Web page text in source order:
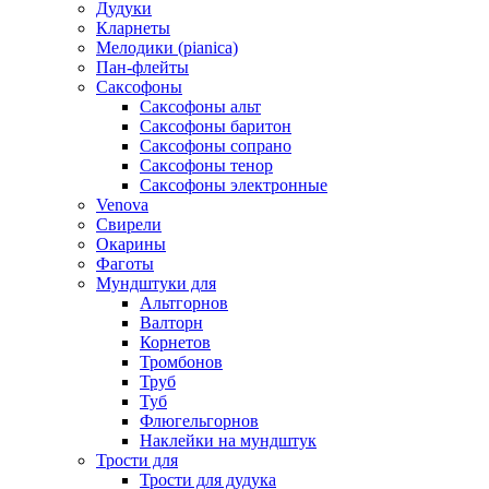
Дудуки
Кларнеты
Мелодики (pianica)
Пан-флейты
Саксофоны
Саксофоны альт
Саксофоны баритон
Саксофоны сопрано
Саксофоны тенор
Саксофоны электронные
Venova
Свирели
Окарины
Фаготы
Мундштуки для
Альтгорнов
Валторн
Корнетов
Тромбонов
Труб
Туб
Флюгельгорнов
Наклейки на мундштук
Трости для
Трости для дудука